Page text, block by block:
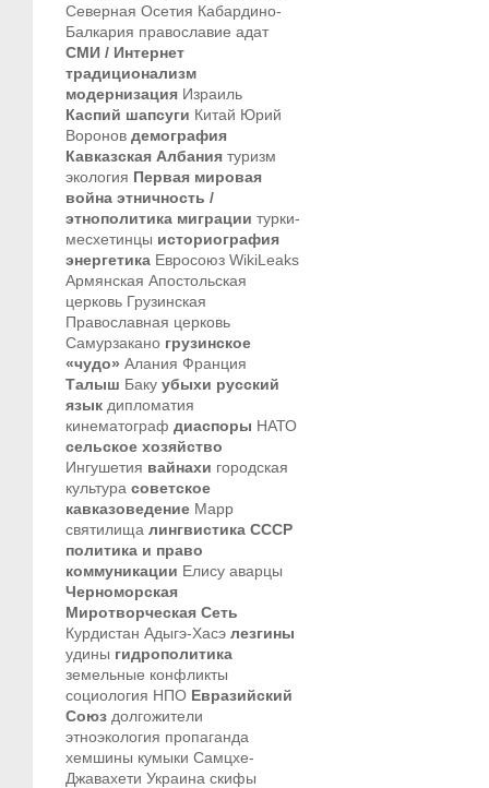
Северная Осетия Кабардино-
Балкария православие адат
СМИ / Интернет
традиционализм
модернизация Израиль
Каспий шапсуги Китай Юрий
Воронов демография
Кавказская Албания туризм
экология Первая мировая
война этничность /
этнополитика миграции турки-
месхетинцы историография
энергетика Евросоюз WikiLeaks
Армянская Апостольская
церковь Грузинская
Православная церковь
Самурзакано грузинское
«чудо» Алания Франция
Талыш Баку убыхи русский
язык дипломатия
кинематограф диаспоры НАТО
сельское хозяйство
Ингушетия вайнахи городская
культура советское
кавказоведение Марр
святилища лингвистика СССР
политика и право
коммуникации Елису аварцы
Черноморская
Миротворческая Сеть
Курдистан Адыгэ-Хасэ лезгины
удины гидрополитика
земельные конфликты
социология НПО Евразийский
Союз долгожители
этноэкология пропаганда
хемшины кумыки Самцхе-
Джавахети Украина скифы